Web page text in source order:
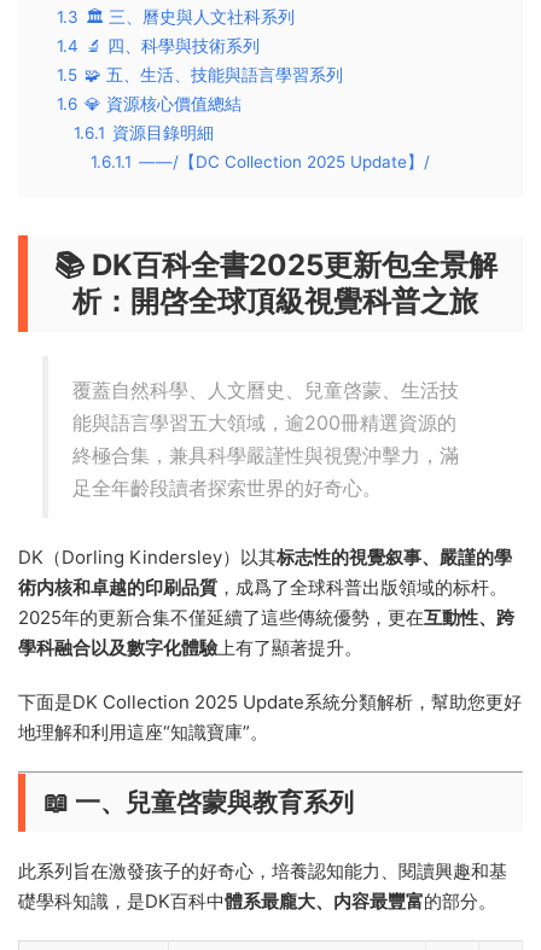
1.3 🏛️ 三、曆史與人文社科系列
1.4 🔬 四、科學與技術系列
1.5 🧩 五、生活、技能與語言學習系列
1.6 💎 資源核心價值總結
1.6.1 資源目錄明細
1.6.1.1 ——/【DC Collection 2025 Update】/
📚 DK百科全書2025更新包全景解
析：開啓全球頂級視覺科普之旅
覆蓋自然科學、人文曆史、兒童啓蒙、生活技
能與語言學習五大領域，逾200冊精選資源的
終極合集，兼具科學嚴謹性與視覺沖擊力，滿
足全年齡段讀者探索世界的好奇心。
DK（Dorling Kindersley）以其标志性的視覺叙事、嚴謹的學
術内核和卓越的印刷品質 ，成爲了全球科普出版領域的标杆。
2025年的更新合集不僅延續了這些傳統優勢，更在互動性、跨
學科融合以及數字化體驗上有了顯著提升。
下面是DK Collection 2025 Update系統分類解析，幫助您更好
地理解和利用這座“知識寶庫”。
📖 一、兒童啓蒙與教育系列
此系列旨在激發孩子的好奇心，培養認知能力、閱讀興趣和基
礎學科知識，是DK百科中體系最龐大、内容最豐富的部分。